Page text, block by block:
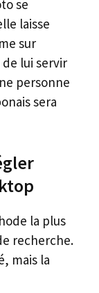
se
laisse
sur
lui servir
personne
sera
la plus
recherche.
mais la